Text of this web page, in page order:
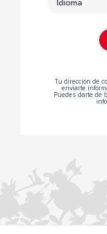
Tu dirección de
enviarte
Puedes darte de